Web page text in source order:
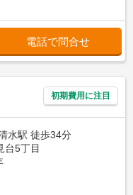
電話で問合せ
初期費用に注目
水駅 徒歩34分
台5丁目